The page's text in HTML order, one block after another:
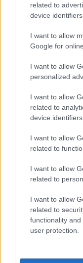
related to
device identifiers
I want to allow
Google for
I want to allow
personalized
I want to allow
related to
device identifiers
I want to allow
related to
I want to allow
related to
I want to allow
related to
functionality
user protection.
erää pääomaan.
liikevaihto
(12 kk) /
hyvä taso
jos alle 5 %,
Sijoitetun
[nettotulos +
/ sijoitettu
alle 3 %
10–15 % hyvä
yli 15 % on